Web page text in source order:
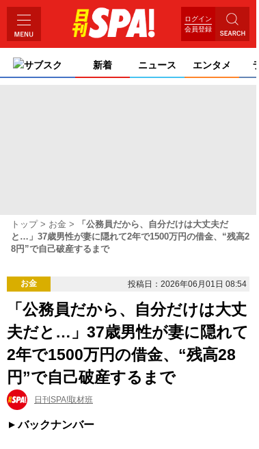
ログイン
会員登録
サブスク 新着 ニュース エンタメ
トップ お金
「公務員だから、自分だけは大丈夫だ
と…」37歳男性が妻に隠れて2年で1500万円の借金、“残高2
8円”で自己破産するまで
お金 投稿日：2026年06月01日 08:54
「公務員だから、自分だけは大丈
夫だと…」37歳男性が妻に隠れて
2年で1500万円の借金、“残高28
円”で自己破産するまで
日刊SPA!取材班
バックナンバー